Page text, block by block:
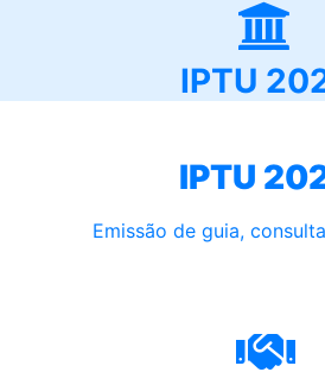
IPTU
IPTU
Emissão de guia,